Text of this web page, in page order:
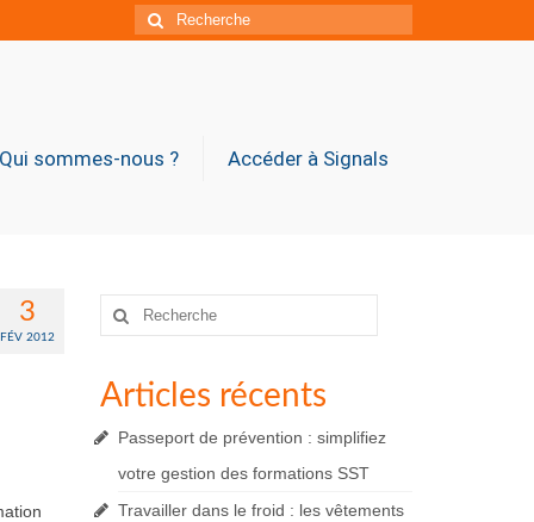
Rechercher
:
Qui sommes-nous ? Accéder à Signals
3
FÉV 2012
Rechercher
Articles récents
Passeport de prévention : simplifiez
votre gestion des formations SST
Travailler dans le froid : les vêtements